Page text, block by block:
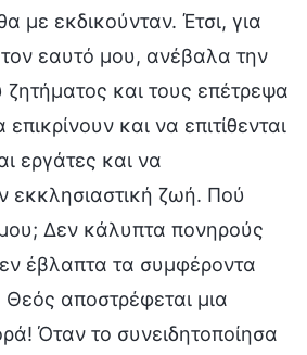
με εκδικούνταν. Έτσι, για
εαυτό μου, ανέβαλα την
ζητήματος και τους επέτρεψα
και να επιτίθενται
εργάτες και να
εκκλησιαστική ζωή. Πού
Δεν κάλυπτα πονηρούς
έβλαπτα τα συμφέροντα
αποστρέφεται μια
Όταν το συνειδητοποίησα